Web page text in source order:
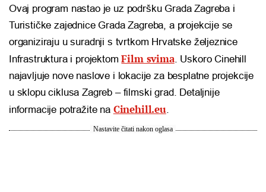
Ovaj program nastao je uz podršku Grada Zagreba i
Turističke zajednice Grada Zagreba, a projekcije se
organiziraju u suradnji s tvrtkom Hrvatske željeznice
Infrastruktura i projektomFilm svima. Uskoro Cinehill
najavljuje nove naslove i lokacije za besplatne projekcije
u sklopu ciklusa Zagreb – filmski grad. Detaljnije
informacije potražite na Cinehill.eu.
Nastavite čitati nakon oglasa